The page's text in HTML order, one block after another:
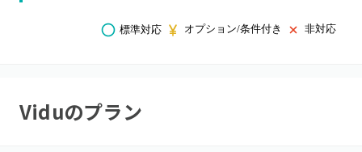
標準対応 オプション/条件付き 非対応
Viduのプラン